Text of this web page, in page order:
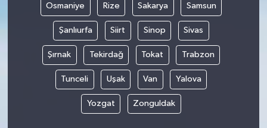
Osmaniye Rize Sakarya Samsun
Şanlıurfa Siirt Sinop Sivas
Şırnak Tekirdağ Tokat Trabzon
Tunceli Uşak Van Yalova
Yozgat Zonguldak